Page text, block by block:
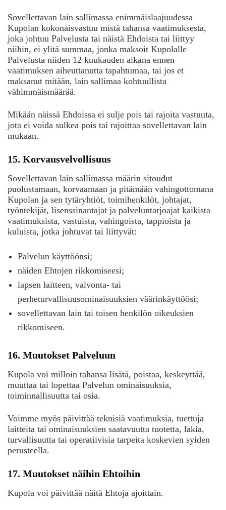
Sovellettavan lain sallimassa enimmäislaajuudessa
Kupolan kokonaisvastuu mistä tahansa vaatimuksesta,
joka johtuu Palvelusta tai näistä Ehdoista tai liittyy
niihin, ei ylitä summaa, jonka maksoit Kupolalle
Palvelusta niiden 12 kuukauden aikana ennen
vaatimuksen aiheuttanutta tapahtumaa, tai jos et
maksanut mitään, lain sallimaa kohtuullista
vähimmäismäärää.
Mikään näissä Ehdoissa ei sulje pois tai rajoita vastuuta,
jota ei voida sulkea pois tai rajoittaa sovellettavan lain
mukaan.
15. Korvausvelvollisuus
Sovellettavan lain sallimassa määrin sitoudut
puolustamaan, korvaamaan ja pitämään vahingottomana
Kupolan ja sen tytäryhtiöt, toimihenkilöt, johtajat,
työntekijät, lisenssinantajat ja palveluntarjoajat kaikista
vaatimuksista, vastuista, vahingoista, tappioista ja
kuluista, jotka johtuvat tai liittyvät:
Palvelun käyttöönsi;
näiden Ehtojen rikkomiseesi;
lapsen laitteen, valvonta- tai
perheturvallisuusominaisuuksien väärinkäyttöösi;
sovellettavan lain tai toisen henkilön oikeuksien
rikkomiseen.
16. Muutokset Palveluun
Kupola voi milloin tahansa lisätä, poistaa, keskeyttää,
muuttaa tai lopettaa Palvelun ominaisuuksia,
toiminnallisuutta tai osia.
Voimme myös päivittää teknisiä vaatimuksia, tuettuja
laitteita tai ominaisuuksien saatavuutta tuotetta, lakia,
turvallisuutta tai operatiivisia tarpeita koskevien syiden
perusteella.
17. Muutokset näihin Ehtoihin
Kupola voi päivittää näitä Ehtoja ajoittain.